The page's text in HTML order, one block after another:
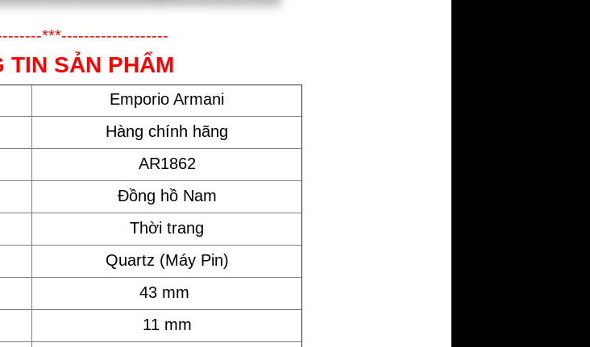
***-------------------
TIN SẢN PHẨM
Emporio Armani
Hàng chính hãng
AR1862
Đồng hồ Nam
Thời trang
Quartz (Máy Pin)
43 mm
11 mm